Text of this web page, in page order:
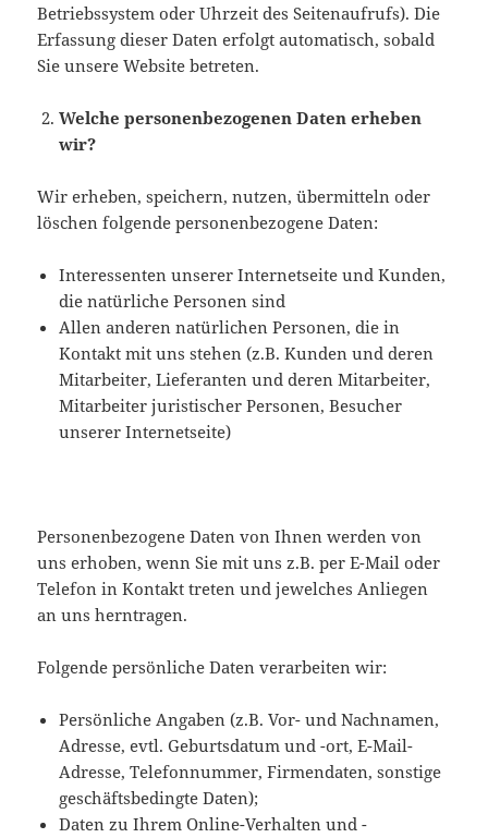
Betriebssystem oder Uhrzeit des Seitenaufrufs). Die
Erfassung dieser Daten erfolgt automatisch, sobald
Sie unsere Website betreten.
Welche personenbezogenen Daten erheben
wir?
Wir erheben, speichern, nutzen, übermitteln oder
löschen folgende personenbezogene Daten:
Interessenten unserer Internetseite und Kunden,
die natürliche Personen sind
Allen anderen natürlichen Personen, die in
Kontakt mit uns stehen (z.B. Kunden und deren
Mitarbeiter, Lieferanten und deren Mitarbeiter,
Mitarbeiter juristischer Personen, Besucher
unserer Internetseite)
Personenbezogene Daten von Ihnen werden von
uns erhoben, wenn Sie mit uns z.B. per E-Mail oder
Telefon in Kontakt treten und jewelches Anliegen
an uns herntragen.
Folgende persönliche Daten verarbeiten wir:
Persönliche Angaben (z.B. Vor- und Nachnamen,
Adresse, evtl. Geburtsdatum und -ort, E-Mail-
Adresse, Telefonnummer, Firmendaten, sonstige
geschäftsbedingte Daten);
Daten zu Ihrem Online-Verhalten und -